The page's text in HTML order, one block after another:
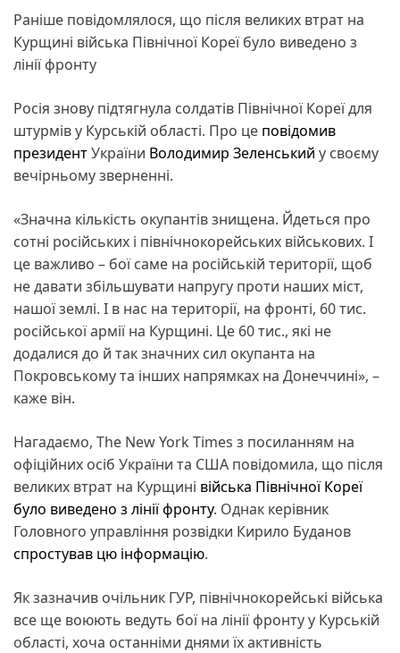
Раніше повідомлялося, що після великих втрат на
Курщині війська Північної Кореї було виведено з
лінії фронту
Росія знову підтягнула солдатів Північної Кореї для
штурмів у Курській області. Про це повідомив
президентУкраїни Володимир Зеленський у своєму
вечірньому зверненні.
«Значна кількість окупантів знищена. Йдеться про
сотні російських і північнокорейських військових. І
це важливо – бої саме на російській території, щоб
не давати збільшувати напругу проти наших міст,
нашої землі. І в нас на території, на фронті, 60 тис.
російської армії на Курщині. Це 60 тис., які не
додалися до й так значних сил окупанта на
Покровському та інших напрямках на Донеччині», –
каже він.
Нагадаємо, The New York Times з посиланням на
офіційних осіб України та США повідомила, що після
великих втрат на Курщині війська Північної Кореї
було виведено з лінії фронту. Однак керівник
Головного управління розвідки Кирило Буданов
спростував цю інформацію.
Як зазначив очільник ГУР, північнокорейські війська
все ще воюють ведуть бої на лінії фронту у Курській
області, хоча останніми днями їх активність